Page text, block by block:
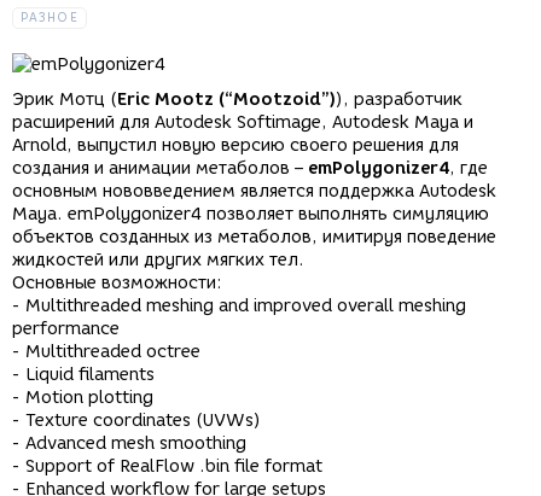
РАЗНОЕ
Эрик Мотц (Eric Mootz (“Mootzoid”)), разработчик
расширений для Autodesk Softimage, Autodesk Maya и
Arnold, выпустил новую версию своего решения для
создания и анимации метаболов – emPolygonizer4, где
основным нововведением является поддержка Autodesk
Maya. emPolygonizer4 позволяет выполнять симуляцию
объектов созданных из метаболов, имитируя поведение
жидкостей или других мягких тел.
Основные возможности:
- Multithreaded meshing and improved overall meshing
performance
- Multithreaded octree
- Liquid filaments
- Motion plotting
- Texture coordinates (UVWs)
- Advanced mesh smoothing
- Support of RealFlow .bin file format
- Enhanced workflow for large setups